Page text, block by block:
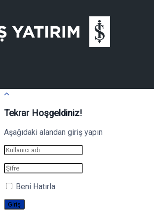
Tekrar Hoşgeldiniz!
Aşağıdaki alandan giriş yapın
Beni Hatırla